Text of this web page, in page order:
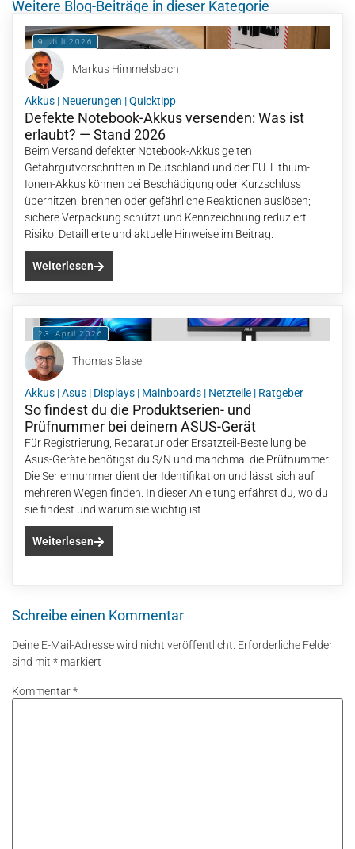
Weitere Blog-Beiträge in dieser Kategorie
9. Juli 2026
Markus Himmelsbach
Akkus | Neuerungen |Quicktipp
Defekte Notebook-Akkus versenden: Was ist
erlaubt? — Stand 2026
Beim Versand defekter Notebook-Akkus gelten
Gefahrgutvorschriften in Deutschland und der EU. Lithium-
Ionen-Akkus können bei Beschädigung oder Kurzschluss
überhitzen, brennen oder gefährliche Reaktionen auslösen;
sichere Verpackung schützt und Kennzeichnung reduziert
Risiko. Detaillierte und aktuelle Hinweise im Beitrag.
Weiterlesen
23. April 2026
Thomas Blase
Akkus |Asus | Displays | Mainboards | Netzteile | Ratgeber
So findest du die Produktserien- und
Prüfnummer bei deinem ASUS-Gerät
Für Registrierung, Reparatur oder Ersatzteil-Bestellung bei
Asus-Geräte benötigst du S/N und manchmal die Prüfnummer.
Die Seriennummer dient der Identifikation und lässt sich auf
mehreren Wegen finden. In dieser Anleitung erfährst du, wo du
sie findest und warum sie wichtig ist.
Weiterlesen
Schreibe einen Kommentar
Deine E-Mail-Adresse wird nicht veröffentlicht. Erforderliche Felder
sind mit * markiert
Kommentar*